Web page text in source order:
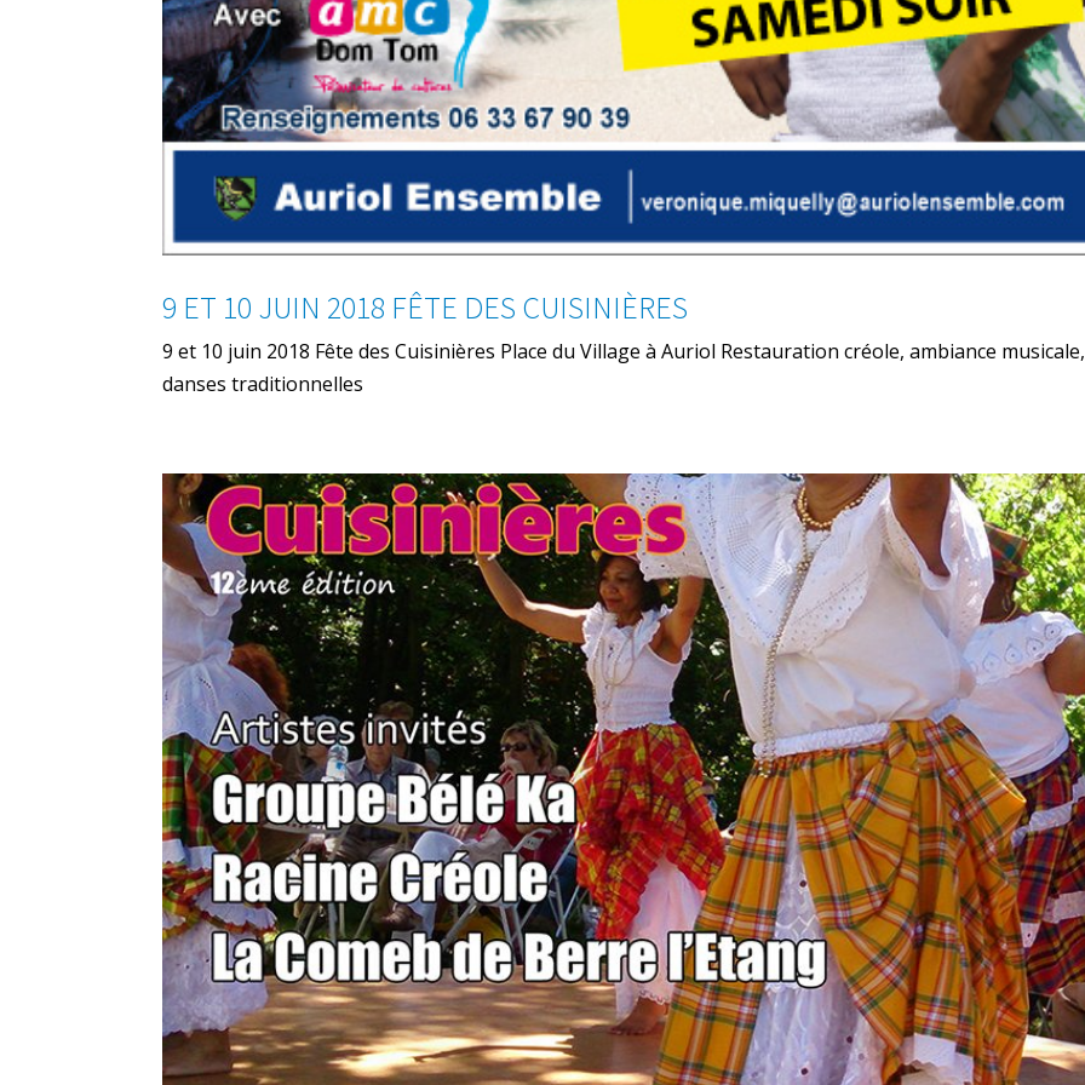
9 ET 10 JUIN 2018 FÊTE DES CUISINIÈRES
9 et 10 juin 2018 Fête des Cuisinières Place du Village à Auriol Restauration créole, ambiance musicale,
danses traditionnelles